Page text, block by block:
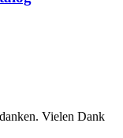
Vielen Dank